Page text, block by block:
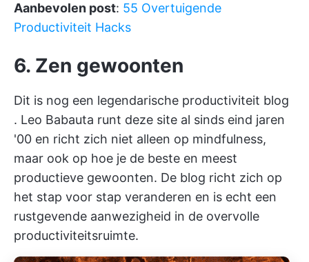
Aanbevolen post: 55 Overtuigende
Productiviteit Hacks
6. Zen gewoonten
Dit is nog een legendarische productiviteit blog
. Leo Babauta runt deze site al sinds eind jaren
'00 en richt zich niet alleen op mindfulness,
maar ook op hoe je de beste en meest
productieve gewoonten. De blog richt zich op
het stap voor stap veranderen en is echt een
rustgevende aanwezigheid in de overvolle
productiviteitsruimte.